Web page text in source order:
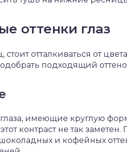
оттенки глаз
стоит отталкиваться от
подходящий
имеющие круглую
контраст не так
и кофейных